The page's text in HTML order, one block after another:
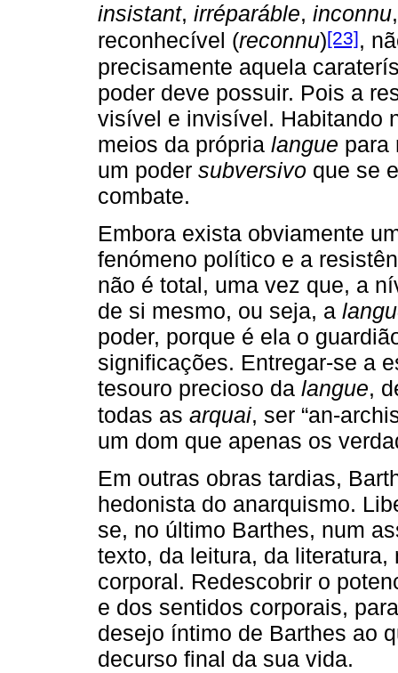
insistant, irréparáble, inconnu,
reconhecível (reconnu)[23],
precisamente aquela
poder deve possuir. Pois a
visível e invisível. Habitando
meios da própria langue para
um poder subversivo que se
combate.
Embora exista obviamente
fenómeno político e a
não é total, uma vez que, a
de si mesmo, ou seja, a
poder, porque é ela o
significações. Entregar-se a
tesouro precioso da langue,
todas as arquai, ser “an-
um dom que apenas os
Em outras obras tardias,
hedonista do anarquismo.
se, no último Barthes, num
texto, da leitura, da
corporal. Redescobrir o
e dos sentidos corporais,
desejo íntimo de Barthes ao
decurso final da sua vida.